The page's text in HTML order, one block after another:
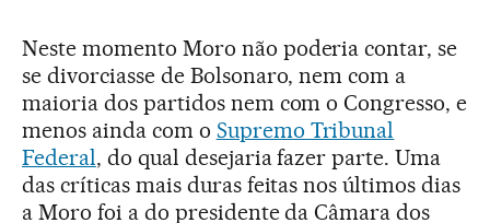
Neste momento Moro não poderia contar, se
se divorciasse de Bolsonaro, nem com a
maioria dos partidos nem com o Congresso, e
menos ainda com o Supremo Tribunal
Federal, do qual desejaria fazer parte. Uma
das críticas mais duras feitas nos últimos dias
a Moro foi a do presidente da Câmara dos